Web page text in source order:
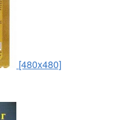
[480x480]